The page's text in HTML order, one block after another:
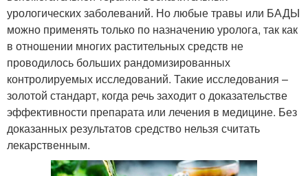
урологических заболеваний. Но любые травы или БАДЫ
можно применять только по назначению уролога, так как
в отношении многих растительных средств не
проводилось больших рандомизированных
контролируемых исследований. Такие исследования –
золотой стандарт, когда речь заходит о доказательстве
эффективности препарата или лечения в медицине. Без
доказанных результатов средство нельзя считать
лекарственным.